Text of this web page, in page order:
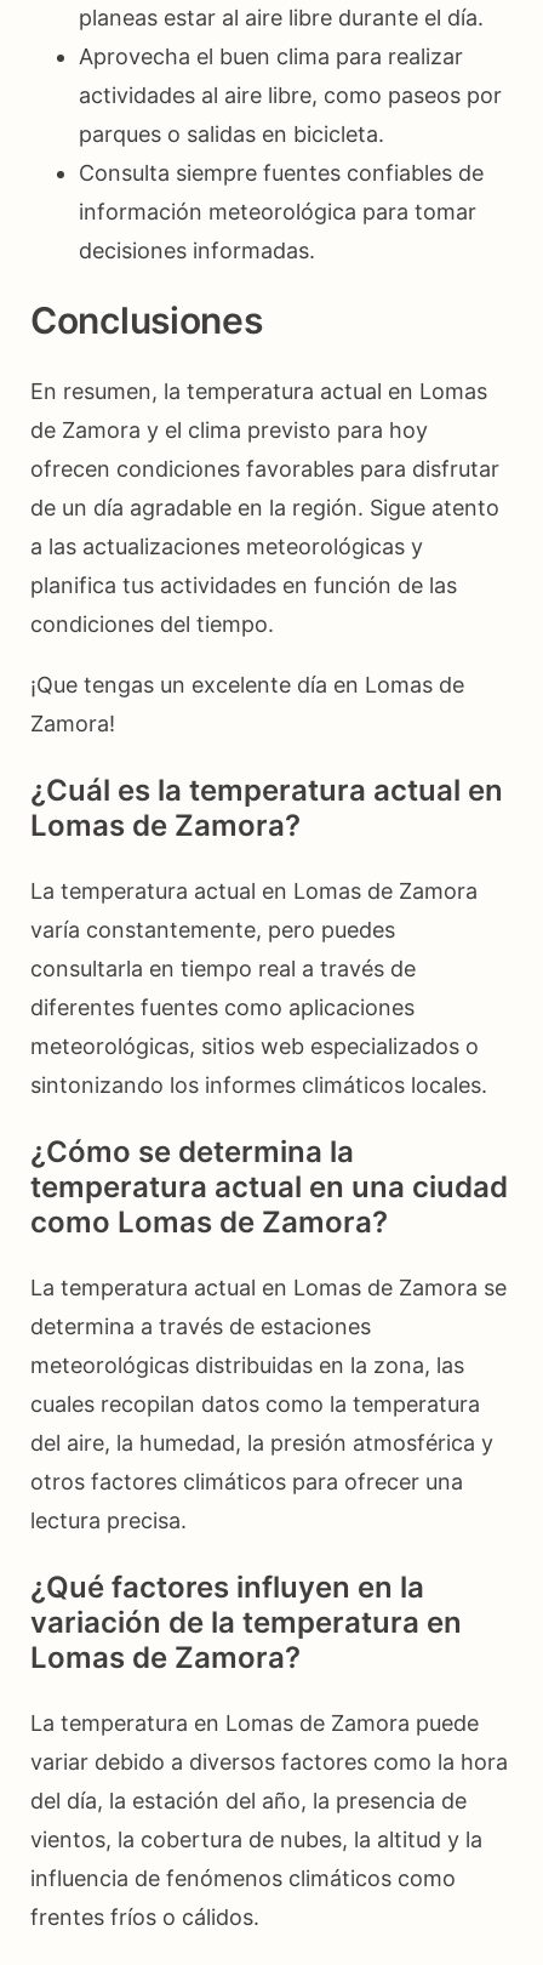
planeas estar al aire libre durante el día.
Aprovecha el buen clima para realizar
actividades al aire libre, como paseos por
parques o salidas en bicicleta.
Consulta siempre fuentes confiables de
información meteorológica para tomar
decisiones informadas.
Conclusiones
En resumen, la temperatura actual en Lomas
de Zamora y el clima previsto para hoy
ofrecen condiciones favorables para disfrutar
de un día agradable en la región. Sigue atento
a las actualizaciones meteorológicas y
planifica tus actividades en función de las
condiciones del tiempo.
¡Que tengas un excelente día en Lomas de
Zamora!
¿Cuál es la temperatura actual en
Lomas de Zamora?
La temperatura actual en Lomas de Zamora
varía constantemente, pero puedes
consultarla en tiempo real a través de
diferentes fuentes como aplicaciones
meteorológicas, sitios web especializados o
sintonizando los informes climáticos locales.
¿Cómo se determina la
temperatura actual en una ciudad
como Lomas de Zamora?
La temperatura actual en Lomas de Zamora se
determina a través de estaciones
meteorológicas distribuidas en la zona, las
cuales recopilan datos como la temperatura
del aire, la humedad, la presión atmosférica y
otros factores climáticos para ofrecer una
lectura precisa.
¿Qué factores influyen en la
variación de la temperatura en
Lomas de Zamora?
La temperatura en Lomas de Zamora puede
variar debido a diversos factores como la hora
del día, la estación del año, la presencia de
vientos, la cobertura de nubes, la altitud y la
influencia de fenómenos climáticos como
frentes fríos o cálidos.